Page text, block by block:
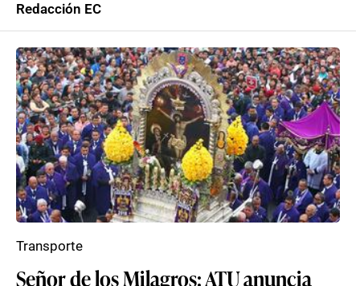
Redacción EC
Señor de los Milagros: ATU anuncia
Transporte